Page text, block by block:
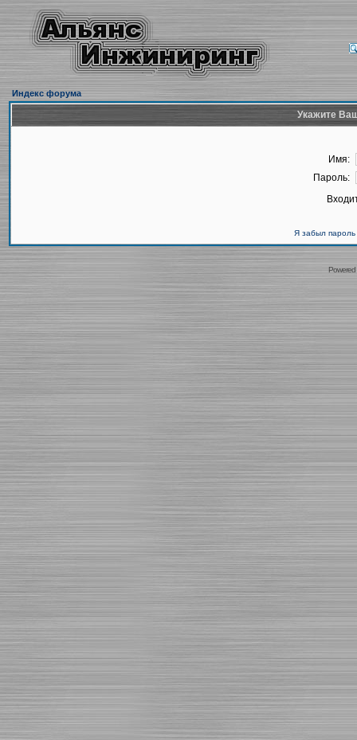
Индекс форума
Укажите
Имя:
Пароль:
Я забыл пароль